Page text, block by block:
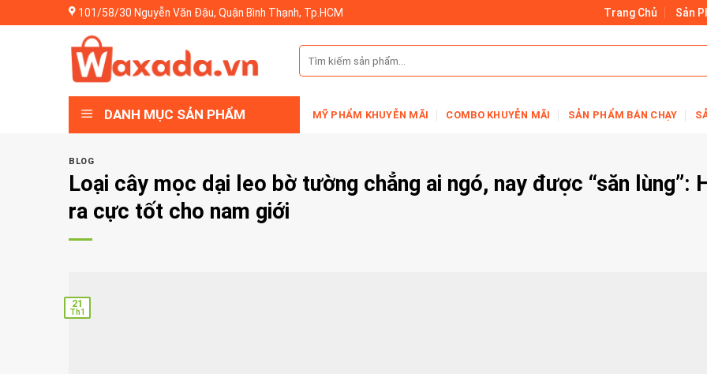
to
101/58/30 Nguyễn Văn Đậu, Quận Bình Thạnh, Tp.HCM Trang Chủ Sản
Tìm
kiếm:
DANH MỤC SẢN PHẨM MỸ PHẨM KHUYỄN MÃI COMBO KHUYỄN MÃI SẢN PHẨM BÁN CHẠY
BLOG
Loại cây mọc dại leo bờ tường chẳng ai ngó, nay được “săn lùng”:
ra cực tốt cho nam giới
21
Th1